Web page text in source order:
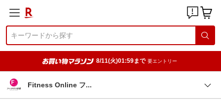
8/11(火)01:59まで 要エントリー
Fitness Online フ